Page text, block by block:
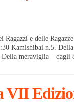
Ragazzi e delle
Kamishibai n.5.
Della meraviglia –
VII